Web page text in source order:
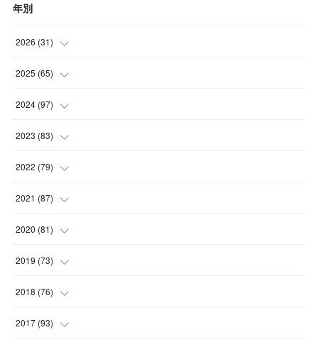
年別
2026 (31)
(4
(4
(5
(4
2025 (65)
(5
(6
(6
(6
2024 (97)
(5
(7
(7
(8
2023 (83)
(6
(7
(7
(9
2022 (79)
(4
(8
(10
(7
2021 (87)
(12 )
(9
(11
(1
2020 (81)
(10 )
(11 )
(8
2019 (73)
(4
(6
2018 (76)
(9
2017 (93)